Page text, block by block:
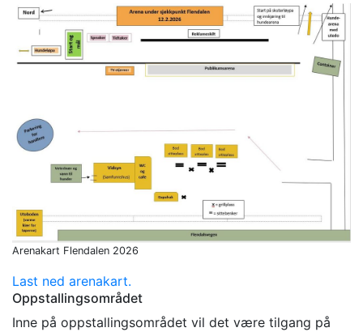
Arenakart Flendalen 2026
Last ned arenakart.
Oppstallingsområdet
Inne på oppstallingsområdet vil det være tilgang på